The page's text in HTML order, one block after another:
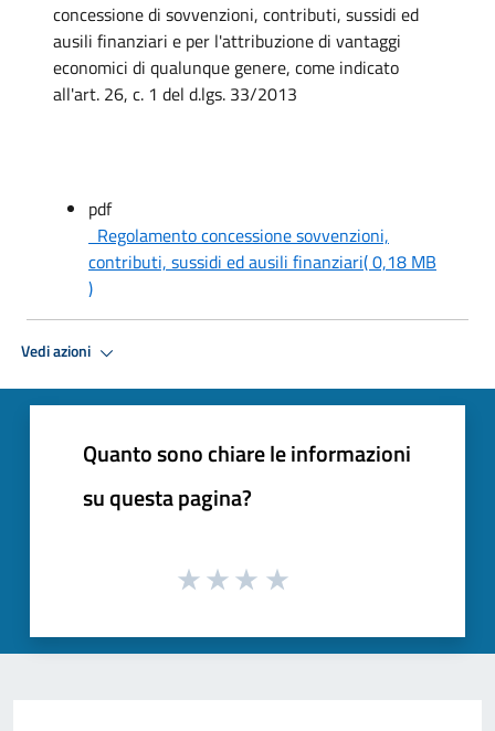
concessione di sovvenzioni, contributi, sussidi ed
ausili finanziari e per l'attribuzione di vantaggi
economici di qualunque genere, come indicato
all'art. 26, c. 1 del d.lgs. 33/2013
pdf
Regolamento concessione sovvenzioni,
contributi, sussidi ed ausili finanziari( 0,18 MB
)
Vedi azioni
Quanto sono chiare le informazioni
su questa pagina?